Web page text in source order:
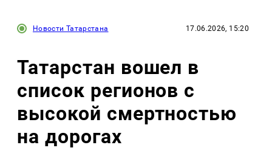
Новости Татарстана 17.06.2026, 15:20
Татарстан вошел в
список регионов с
высокой смертностью
на дорогах